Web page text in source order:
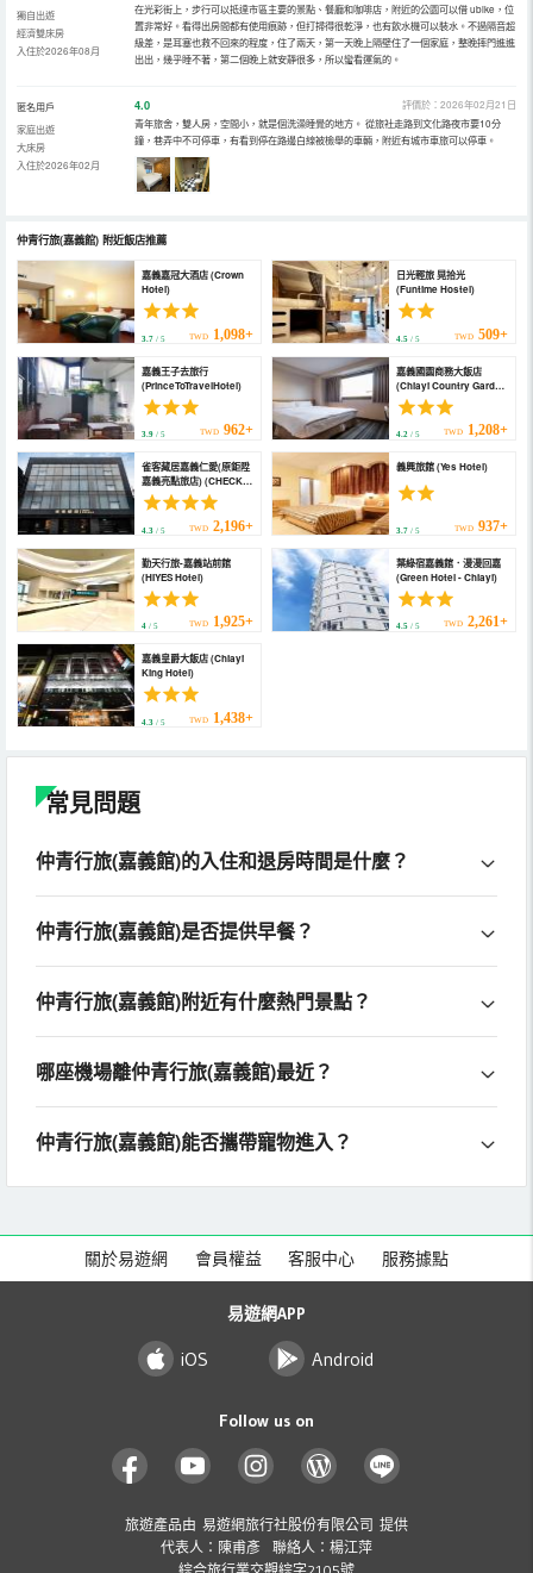
獨自出遊
經濟雙床房
入住於2026年08月
在光彩街上，步行可以抵達市區主要的景點、餐廳和咖啡店，附近的公園可以借 ubike，位
置非常好。看得出房間都有使用痕跡，但打掃得很乾淨，也有飲水機可以裝水。不過隔音超
級差，是耳塞也救不回來的程度，住了兩天，第一天晚上隔壁住了一個家庭，整晚摔門進進
出出，幾乎睡不著，第二個晚上就安靜很多，所以蠻看運氣的。
匿名用戶
家庭出遊
大床房
入住於2026年02月
4.0
評價於：2026年02月21日
青年旅舍，雙人房，空間小，就是個洗澡睡覺的地方。 從旅社走路到文化路夜市要10分
鐘，巷弄中不可停車，有看到停在路邊白線被檢舉的車輛，附近有城市車旅可以停車。
仲青行旅(嘉義館) 附近飯店推薦
嘉義嘉冠大酒店 (Crown
Hotel)
3.7 / 5 TWD 1,098+
日光輕旅 晃拾光
(Funtime Hostel)
4.5/ 5 TWD 509+
嘉義王子去旅行
(PrinceToTravelHotel)
3.9 / 5 TWD 962+
嘉義國園商務大飯店
(Chiayi Country Garden
Hotel)
4.2/ 5 TWD 1,208+
雀客藏居嘉義仁愛(原鉅陞
嘉義亮點旅店) (CHECK
inn SELECT Chiayi
RenAi)
4.3 / 5 TWD 2,196+
義興旅館 (Yes Hotel)
3.7/ 5 TWD 937+
勤天行旅-嘉義站前館
(HIYES Hotel)
4 / 5 TWD 1,925+
葉綠宿嘉義館．漫漫回嘉
(Green Hotel - Chiayi)
4.5/ 5 TWD 2,261+
嘉義皇爵大飯店 (Chiayi
King Hotel)
4.3 / 5 TWD 1,438+
常見問題
仲青行旅(嘉義館)的入住和退房時間是什麼？
仲青行旅(嘉義館)是否提供早餐？
仲青行旅(嘉義館)附近有什麼熱門景點？
哪座機場離仲青行旅(嘉義館)最近？
仲青行旅(嘉義館)能否攜帶寵物進入？
關於易遊網 會員權益 客服中心 服務據點
易遊網APP
iOS Android
Follow us on
旅遊產品由 易遊網旅行社股份有限公司 提供
代表人：陳甫彥 聯絡人：楊江萍